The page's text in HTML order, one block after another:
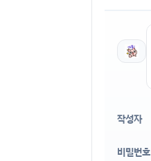
작성자
비밀번호